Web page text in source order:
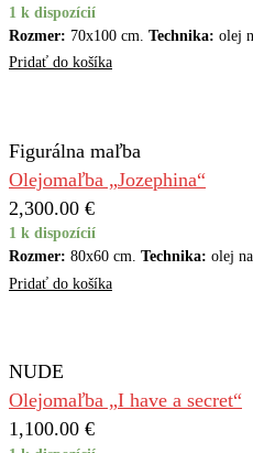
1 k dispozícií
Rozmer: 70x100 cm. Technika: olej
Pridať do košíka
Figurálna maľba
Olejomaľba „Jozephina“
2,300.00 €
1 k dispozícií
Rozmer: 80x60 cm. Technika: olej
Pridať do košíka
NUDE
Olejomaľba „I have a secret“
1,100.00 €